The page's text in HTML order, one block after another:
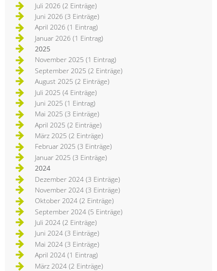
Juli 2026 (2 Einträge)
Juni 2026 (3 Einträge)
April 2026 (1 Eintrag)
Januar 2026 (1 Eintrag)
2025
November 2025 (1 Eintrag)
September 2025 (2 Einträge)
August 2025 (2 Einträge)
Juli 2025 (4 Einträge)
Juni 2025 (1 Eintrag)
Mai 2025 (3 Einträge)
April 2025 (2 Einträge)
März 2025 (2 Einträge)
Februar 2025 (3 Einträge)
Januar 2025 (3 Einträge)
2024
Dezember 2024 (3 Einträge)
November 2024 (3 Einträge)
Oktober 2024 (2 Einträge)
September 2024 (5 Einträge)
Juli 2024 (2 Einträge)
Juni 2024 (3 Einträge)
Mai 2024 (3 Einträge)
April 2024 (1 Eintrag)
März 2024 (2 Einträge)